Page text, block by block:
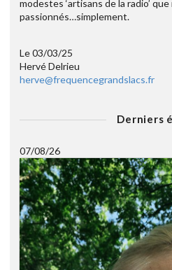
modestes ‘artisans de la radio’
passionnés…simplement.
Le 03/03/25
Hervé Delrieu
herve@frequencegrandslacs.fr
Derniers
07/08/26